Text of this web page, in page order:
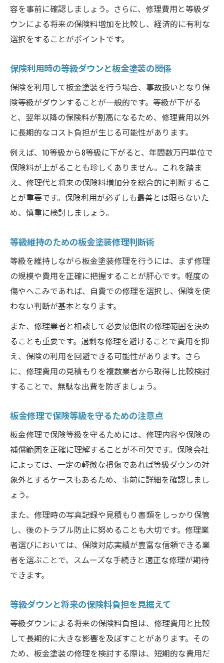
容を事前に確認しましょう。さらに、修理費用と等級ダ
ウンによる将来の保険料増加を比較し、経済的に有利な
選択をすることがポイントです。
保険利用時の等級ダウンと板金塗装の関係
保険を利用して板金塗装を行う場合、事故扱いとなり保
険等級がダウンすることが一般的です。等級が下がる
と、翌年以降の保険料が割高になるため、修理費用以外
に長期的なコスト負担が生じる可能性があります。
例えば、10等級から8等級に下がると、年間数万円単位で
保険料が上がることも珍しくありません。これを踏ま
え、修理代と将来の保険料増加分を総合的に判断するこ
とが重要です。保険利用が必ずしも最善とは限らないた
め、慎重に検討しましょう。
等級維持のための板金塗装修理判断術
等級を維持しながら板金塗装修理を行うには、まず修理
の規模や費用を正確に把握することが肝心です。軽度の
傷やへこみであれば、自費での修理を選択し、保険を使
わない判断が基本となります。
また、修理業者と相談して必要最低限の修理範囲を決め
ることも重要です。過剰な修理を避けることで費用を抑
え、保険の利用を回避できる可能性があります。さら
に、修理費用の見積もりを複数業者から取得し比較検討
することで、無駄な出費を防ぎましょう。
板金修理で保険等級を守るための注意点
板金修理で保険等級を守るためには、修理内容や保険の
補償範囲を正確に理解することが不可欠です。保険会社
によっては、一定の軽微な損傷であれば等級ダウンの対
象外とするケースもあるため、事前に詳細を確認しまし
ょう。
また、修理時の写真記録や見積もり書類をしっかり保管
し、後のトラブル防止に努めることも大切です。修理業
者選びにおいては、保険対応実績が豊富な信頼できる業
者を選ぶことで、スムーズな手続きと適正な修理が期待
できます。
等級ダウンと将来の保険料負担を見据えて
等級ダウンによる将来の保険料負担は、修理費用と比較
して長期的に大きな影響を及ぼすことがあります。その
ため、板金塗装の修理を検討する際は、短期的な費用だ